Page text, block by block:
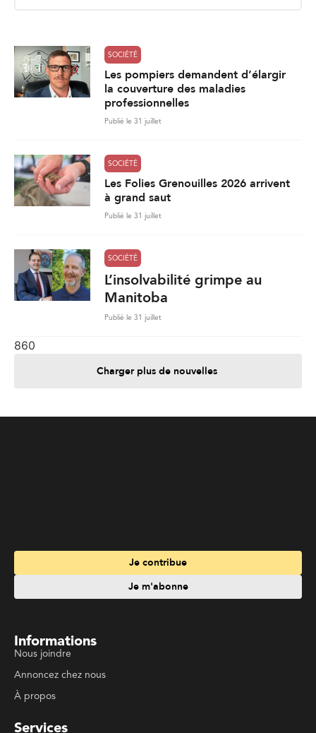
SOCIÉTÉ
Les pompiers demandent d’élargir
la couverture des maladies
professionnelles
Publié le 31 juillet
SOCIÉTÉ
Les Folies Grenouilles 2026 arrivent
à grand saut
Publié le 31 juillet
SOCIÉTÉ
L’insolvabilité grimpe au
Manitoba
Publié le 31 juillet
860
Charger plus de nouvelles
Informations
Services
Travailler à La Liberté
Emplois en français